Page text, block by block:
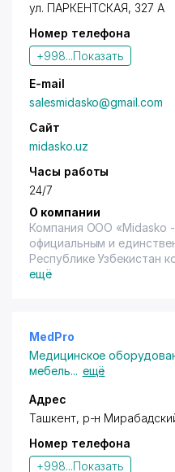
ул. ПАРКЕНТСКАЯ, 327 А
Номер телефона
+998...Показать
E-mail
salesmidasko@gmail.com
Сайт
midasko.uz
Часы работы
24/7
О компании
Компания ООО «Midasko -
официальным и
Республике Узбекистан
Промет » РФ по
продукция компании
собственных заводах,
Тульской области, а
Предприятия оснащены
используют передовые
Сейфы: огнестойкие,
взломуогнестойкие и
оружейные, мебельные и
ещё
MedPro
Медицинское
мебель... ещё
Адрес
Ташкент, р-н
Номер телефона
+998...Показать